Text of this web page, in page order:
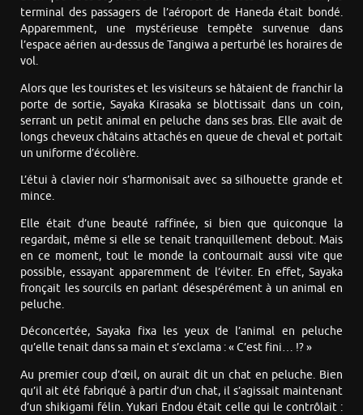
terminal des passagers de l’aéroport de Haneda était bondé.
Apparemment, une mystérieuse tempête survenue dans
l’espace aérien au-dessus de Tangiwa a perturbé les horaires de
vol.
Alors que les touristes et les visiteurs se hâtaient de franchir la
porte de sortie, Sayaka Kirasaka se blottissait dans un coin,
serrant un petit animal en peluche dans ses bras. Elle avait de
longs cheveux châtains attachés en queue de cheval et portait
un uniforme d’écolière.
L’étui à clavier noir s’harmonisait avec sa silhouette grande et
mince.
Elle était d’une beauté raffinée, si bien que quiconque la
regardait, même si elle se tenait tranquillement debout. Mais
en ce moment, tout le monde la contournait aussi vite que
possible, essayant apparemment de l’éviter. En effet, Sayaka
fronçait les sourcils en parlant désespérément à un animal en
peluche.
Déconcertée, Sayaka fixa les yeux de l’animal en peluche
qu’elle tenait dans sa main et s’exclama : « C’est fini… !? »
Au premier coup d’œil, on aurait dit un chat en peluche. Bien
qu’il ait été fabriqué à partir d’un chat, il s’agissait maintenant
d’un shikigami félin. Yukari Endou était celle qui le contrôlait :